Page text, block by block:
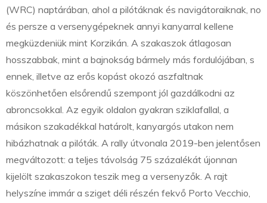
(WRC) naptárában, ahol a pilótáknak és navigátoraiknak, no
és persze a versenygépeknek annyi kanyarral kellene
megküzdeniük mint Korzikán. A szakaszok átlagosan
hosszabbak, mint a bajnokság bármely más fordulójában, s
ennek, illetve az erős kopást okozó aszfaltnak
köszönhetően elsőrendű szempont jól gazdálkodni az
abroncsokkal. Az egyik oldalon gyakran sziklafallal, a
másikon szakadékkal határolt, kanyargós utakon nem
hibázhatnak a pilóták. A rally útvonala 2019-ben jelentősen
megváltozott: a teljes távolság 75 százalékát újonnan
kijelölt szakaszokon teszik meg a versenyzők. A rajt
helyszíne immár a sziget déli részén fekvő Porto Vecchio,